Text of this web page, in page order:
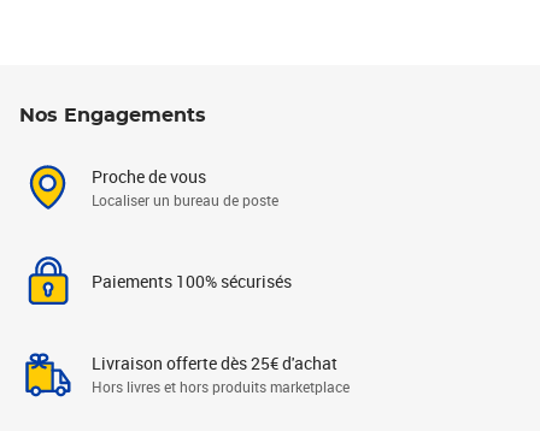
Nos Engagements
Proche de vous
Localiser un bureau de poste
Paiements 100% sécurisés
Livraison offerte dès 25€ d'achat
Hors livres et hors produits marketplace